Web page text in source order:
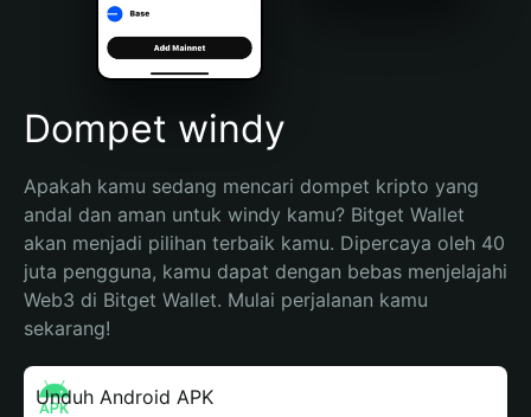
Português (Brasil)
Español (Argentina)
Dompet windy
Apakah kamu sedang mencari dompet kripto yang
andal dan aman untuk windy kamu? Bitget Wallet
akan menjadi pilihan terbaik kamu. Dipercaya oleh 40
juta pengguna, kamu dapat dengan bebas menjelajahi
Web3 di Bitget Wallet. Mulai perjalanan kamu
sekarang!
Unduh Android APK